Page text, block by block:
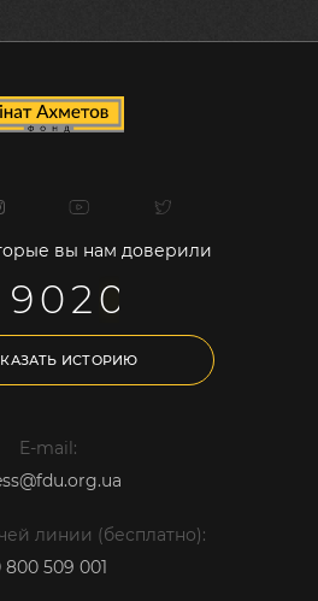
вы нам доверили
9020
ИСТОРИЮ
E-mail:
линии (бесплатно):
800 509 001